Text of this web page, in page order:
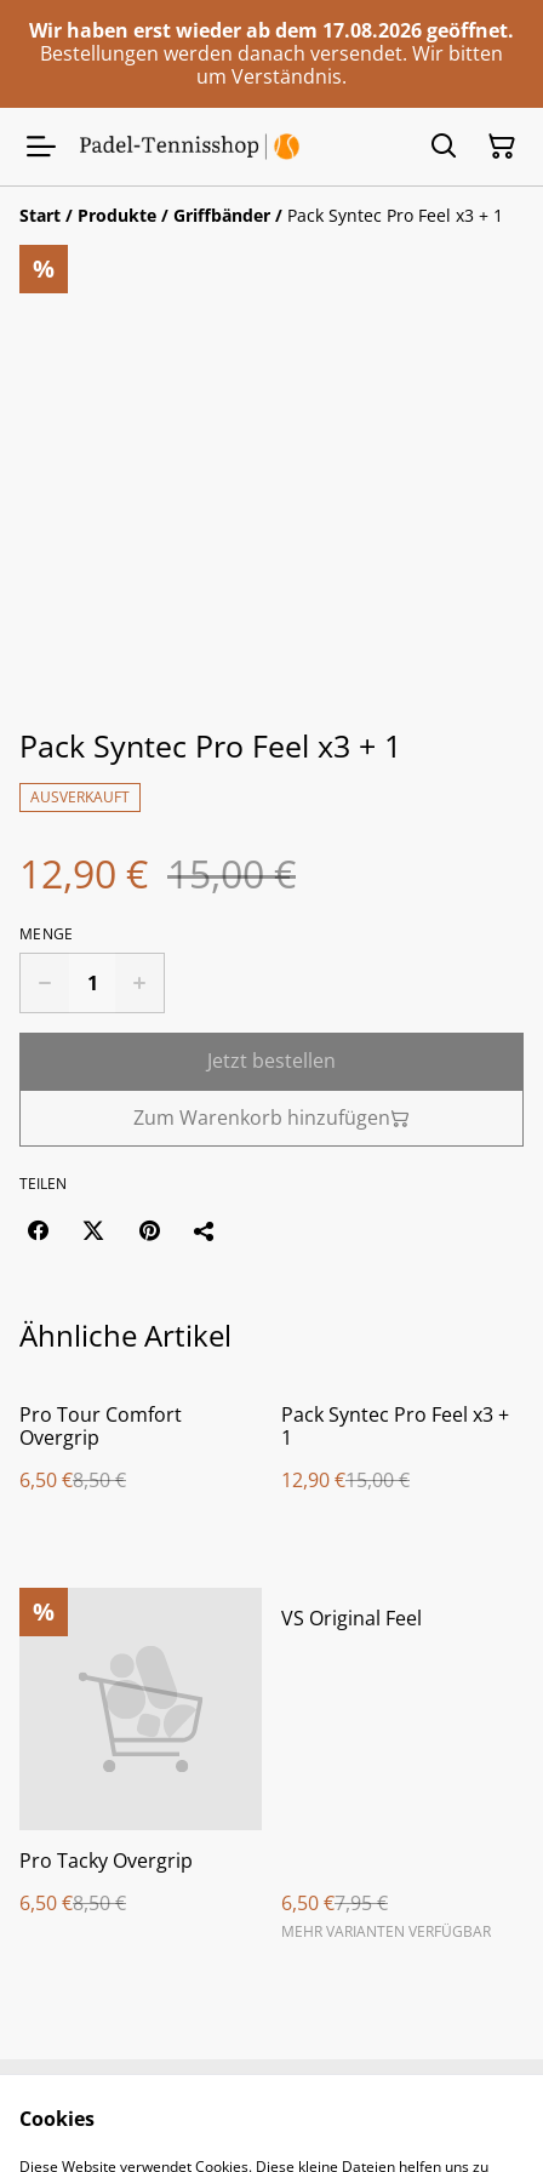
Wir haben erst wieder ab dem 17.08.2026 geöffnet.
Bestellungen werden danach versendet. Wir bitten
um Verständnis.
Start / Produkte / Griffbänder / Pack Syntec Pro Feel x3 + 1
%
Pack Syntec Pro Feel x3 + 1
AUSVERKAUFT
12,90 € 15,00 €
MENGE
Jetzt bestellen
Zum Warenkorb hinzufügen
TEILEN
Ähnliche Artikel
%
Pro Tour Comfort
Overgrip
6,50 €8,50 €
%
Pack Syntec Pro Feel x3 +
1
12,90 €15,00 €
%
Pro Tacky Overgrip
6,50 €8,50 €
%
VS Original Feel
6,50 €7,95 €
MEHR VARIANTEN VERFÜGBAR
Cookies
Diese Website verwendet Cookies. Diese kleine Dateien helfen uns zu